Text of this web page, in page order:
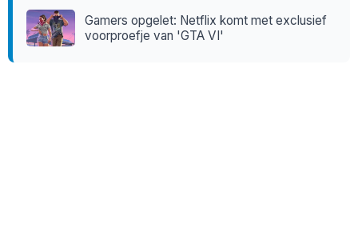
Gamers opgelet: Netflix komt met exclusief
voorproefje van 'GTA VI'